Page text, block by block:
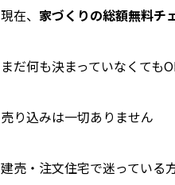
現在、 家づくりの総額無料チ
まだ何も決まっていなくても
売り込みは一切ありません
建売・注文住宅で迷っている